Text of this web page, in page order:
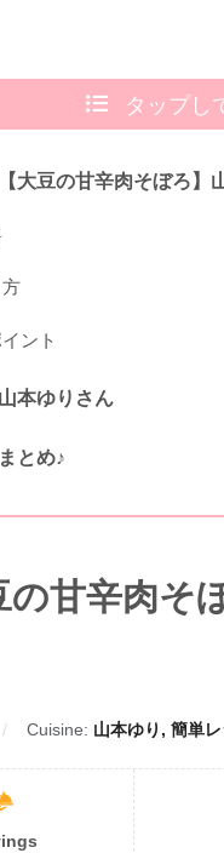
タップし
【大豆の甘辛肉そぼろ】
ント
山本ゆりさん
まとめ♪
の甘辛肉
Cuisine: 山本ゆり, 簡単